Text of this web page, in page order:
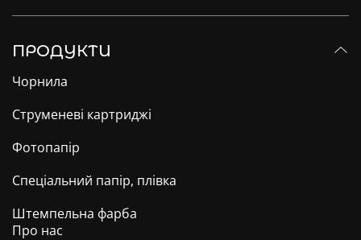
ПРОДУКТИ
Чорнила
Струменеві картриджі
Фотопапір
Спеціальний папір, плівка
Штемпельна фарба
Про нас